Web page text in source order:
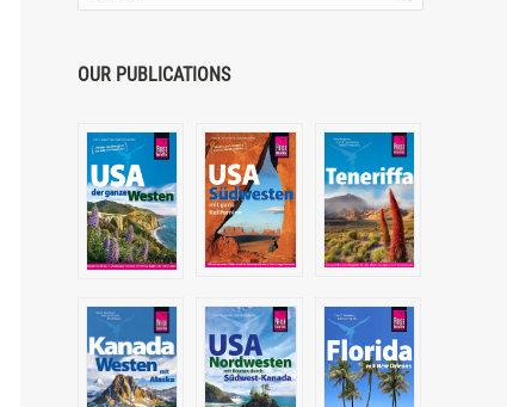
OUR PUBLICATIONS